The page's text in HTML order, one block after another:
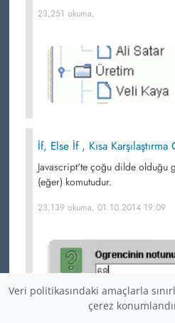
23,251 okuma,
İf, Else İf , Kısa Karşılaştırma
Javascript'te çoğu dilde olduğu
(eğer) komutudur.
23,139 okuma, 01.10.2014 19:09
Veri politikasındaki amaçlarla
çerez